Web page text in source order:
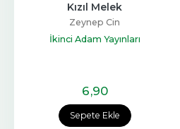
Sepete Ekle
Kızıl Melek
Zeynep Cin
İkinci Adam Yayınları
6,90